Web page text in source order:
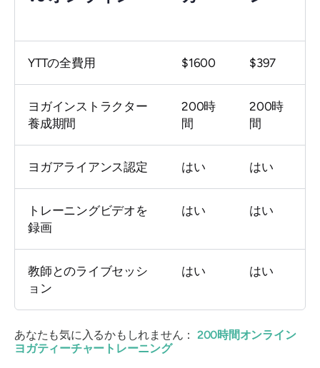
YTTの全費用 $1600 $397
ヨガインストラクター
養成期間
200時
間
200時
間
ヨガアライアンス認定 はい はい
トレーニングビデオを
録画
はい はい
教師とのライブセッシ
ョン
はい はい
あなたも気に入るかもしれません： 200時間オンライン
ヨガティーチャートレーニング